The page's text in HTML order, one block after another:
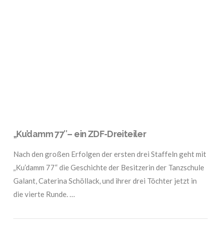
„Ku’damm 77″– ein ZDF-Dreiteiler
Nach den großen Erfolgen der ersten drei Staffeln geht mit
„Ku’damm 77“ die Geschichte der Besitzerin der Tanzschule
Galant, Caterina Schöllack, und ihrer drei Töchter jetzt in
die vierte Runde. …